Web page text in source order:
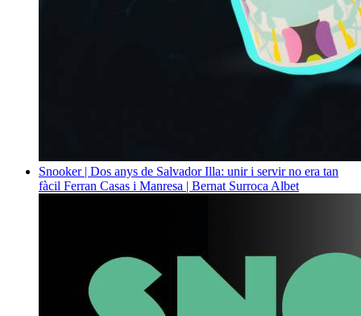
Snooker | Dos anys de Salvador Illa: unir i servir no era tan
fàcil Ferran Casas i Manresa | Bernat Surroca Albet